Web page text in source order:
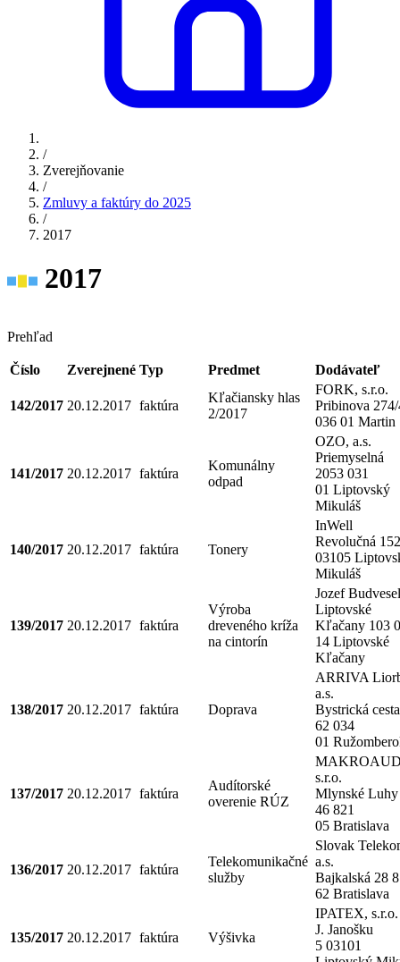
/
Zverejňovanie
/
Zmluvy a faktúry do 2025
/
2017
2017
Prehľad
Číslo Zverejnené Typ Predmet Dodávateľ
142/2017 20.12.2017 faktúra
Kľačiansky hlas
2/2017
FORK, s.r.o.
Pribinova
036 01 Martin
141/2017 20.12.2017 faktúra
Komunálny
odpad
OZO, a.s.
Priemyselná
2053 031
01 Liptovský
Mikuláš
140/2017 20.12.2017 faktúra Tonery
InWell
Revolučná
03105
Mikuláš
139/2017 20.12.2017 faktúra
Výroba
dreveného kríža
na cintorín
Jozef Budvesel
Liptovské
Kľačany 103
14 Liptovské
Kľačany
138/2017 20.12.2017 faktúra Doprava
ARRIVA
a.s.
Bystrická cesta
62 034
01
137/2017 20.12.2017 faktúra
Audítorské
overenie RÚZ
s.r.o.
Mlynské Luhy
46 821
05 Bratislava
136/2017 20.12.2017 faktúra
Telekomunikačné
služby
Slovak
a.s.
Bajkalská 28
62 Bratislava
135/2017 20.12.2017 faktúra Výšivka
IPATEX, s.r.o.
J. Janošku
5 03101